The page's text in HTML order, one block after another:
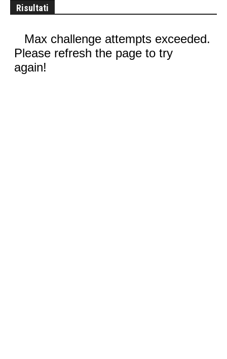
Risultati